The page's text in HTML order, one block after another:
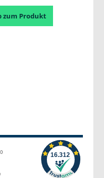
zum Produkt